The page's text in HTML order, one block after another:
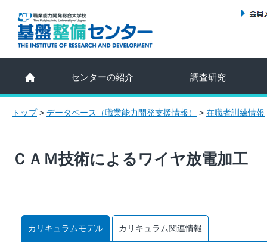
センターの紹介 調査研究
トップ> データベース（職業能力開発支援情報） > 在職者訓練情報
ＣＡＭ技術によるワイヤ放電加工
カリキュラムモデル カリキュラム関連情報